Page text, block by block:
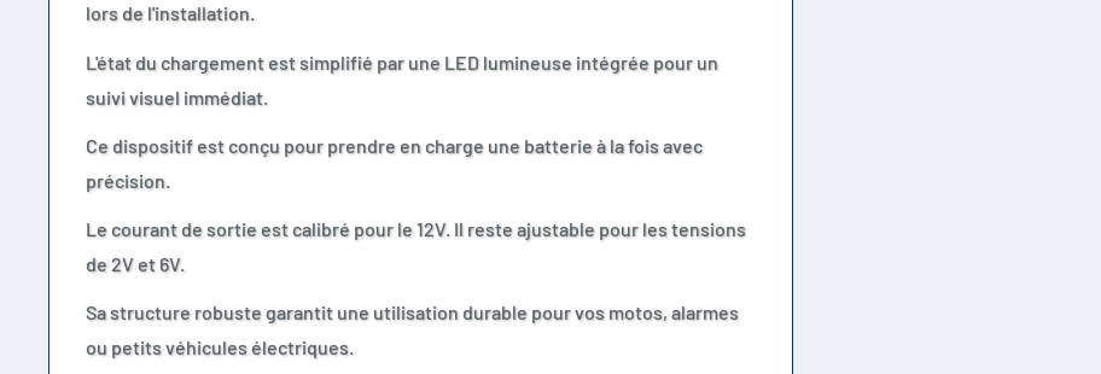
lors de l'installation.
L'état du chargement est simplifié par une LED lumineuse intégrée pour un
suivi visuel immédiat.
Ce dispositif est conçu pour prendre en charge une batterie à la fois avec
précision.
Le courant de sortie est calibré pour le 12V. Il reste ajustable pour les tensions
de 2V et 6V.
Sa structure robuste garantit une utilisation durable pour vos motos, alarmes
ou petits véhicules électriques.